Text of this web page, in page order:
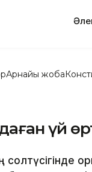
Арнайы жоба
үй